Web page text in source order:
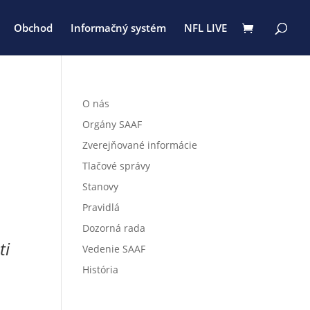
Obchod Informačný systém NFL LIVE
O nás
Orgány SAAF
Zverejňované informácie
Tlačové správy
Stanovy
Pravidlá
Dozorná rada
Vedenie SAAF
História